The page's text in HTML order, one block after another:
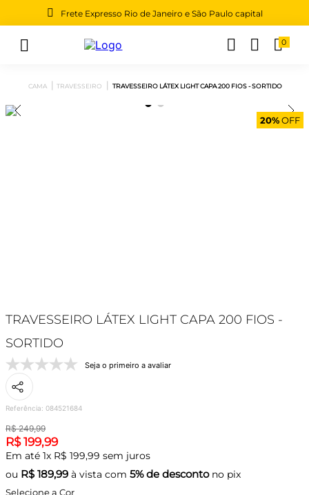
Frete Expresso Rio de Janeiro e São Paulo capital
0
CAMA TRAVESSEIRO TRAVESSEIRO LÁTEX LIGHT CAPA 200 FIOS - SORTIDO
20%OFF
TRAVESSEIRO LÁTEX LIGHT CAPA 200 FIOS -
SORTIDO
Seja o primeiro a avaliar
Referência: 084521684
R$ 249,99
R$ 199,99
Em até 1x R$ 199,99 sem juros
ou R$ 189,99 à vista com 5% de descontono pix
Selecione a Cor